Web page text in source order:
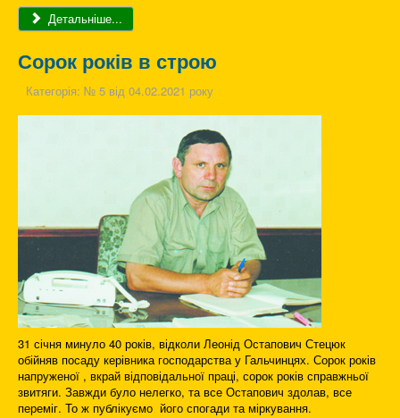
Детальніше...
Сорок років в строю
Категорія: № 5 від 04.02.2021 року
31 січня минуло 40 років, відколи Леонід Остапович Стецюк
обійняв посаду керівника господарства у Гальчинцях. Сорок років
напруженої , вкрай відповідальної праці, сорок років справжньої
звитяги. Завжди було нелегко, та все Остапович здолав, все
переміг. То ж публікуємо його спогади та міркування.